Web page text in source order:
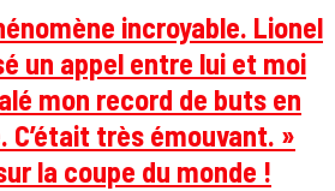
incroyable. Lionel
un appel entre lui et moi
mon record de buts en
C’était très émouvant. »
la coupe du monde !